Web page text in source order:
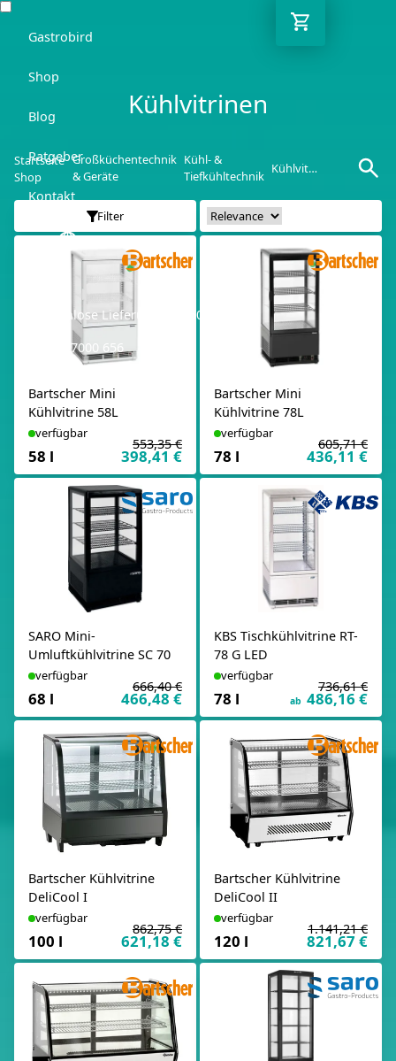
Gastrobird
Shop
Blog
Ratgeber
Kontakt
DE
Kostenlose Lieferung ab 250€ netto
03362 7000 656
Kühlvitrinen
Startseite
Shop
Großküchentechnik
& Geräte
Kühl- &
Tiefkühltechnik
Kühlvitrinen
Filter
Bartscher Mini
Kühlvitrine 58L
verfügbar
58 l
553,35 €
398,41 €
Bartscher Mini
Kühlvitrine 78L
verfügbar
78 l
605,71 €
436,11 €
SARO Mini-
Umluftkühlvitrine SC 70
verfügbar
68 l
666,40 €
466,48 €
KBS Tischkühlvitrine RT-
78 G LED
verfügbar
78 l
736,61 €
ab 486,16 €
Bartscher Kühlvitrine
DeliCool I
verfügbar
100 l
862,75 €
621,18 €
Bartscher Kühlvitrine
DeliCool II
verfügbar
120 l
1.141,21 €
821,67 €